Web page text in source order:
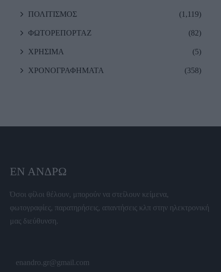
ΠΟΛΙΤΙΣΜΟΣ (1,119)
ΦΩΤΟΡΕΠΟΡΤΑΖ (82)
ΧΡΗΣΙΜΑ (5)
ΧΡΟΝΟΓΡΑΦΗΜΑΤΑ (358)
ΕΝ ΆΝΔΡΩ
Όσοι φίλοι θέλουν, μπορούν να στείλουν κείμενα,
φωτογραφίες, παρατηρήσεις, απαντήσεις κλπ στην ηλεκτρονική
μας διεύθυνση.
enandro.gr@gmail.com